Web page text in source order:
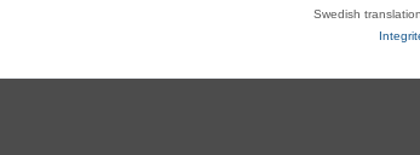
Swedish